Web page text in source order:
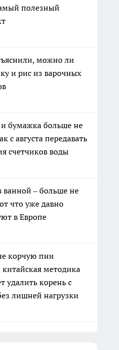
полезный
можно ли
и рис из варочных
бумажка больше не
с августа передавать
счетчиков воды
ванной – больше не
что уже давно
в Европе
корчую пни
методика
удалить корень с
лишней нагрузки